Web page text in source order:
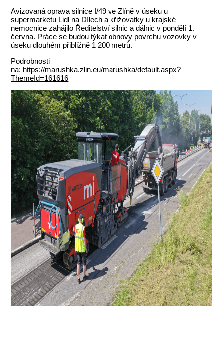
Avizovaná oprava silnice I/49 ve Zlíně v úseku u
supermarketu Lidl na Dílech a křižovatky u krajské
nemocnice zahájilo Ředitelství silnic a dálnic v pondělí 1.
června. Práce se budou týkat obnovy povrchu vozovky v
úseku dlouhém přibližně 1 200 metrů.
Podrobnosti
na: https://marushka.zlin.eu/marushka/default.aspx?
ThemeId=161616